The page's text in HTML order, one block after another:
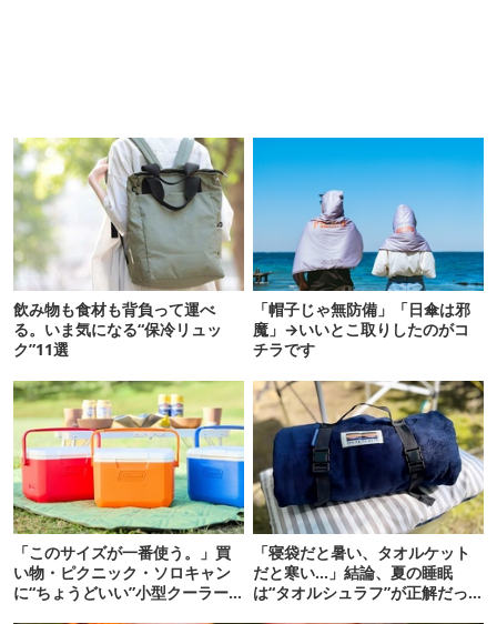
飲み物も食材も背負って運べ
る。いま気になる“保冷リュッ
ク”11選
「帽子じゃ無防備」「日傘は邪
魔」→いいとこ取りしたのがコ
チラです
「このサイズが一番使う。」買
い物・ピクニック・ソロキャン
に“ちょうどいい”小型クーラー
「寝袋だと暑い、タオルケット
だと寒い…」結論、夏の睡眠
は“タオルシュラフ”が正解だっ